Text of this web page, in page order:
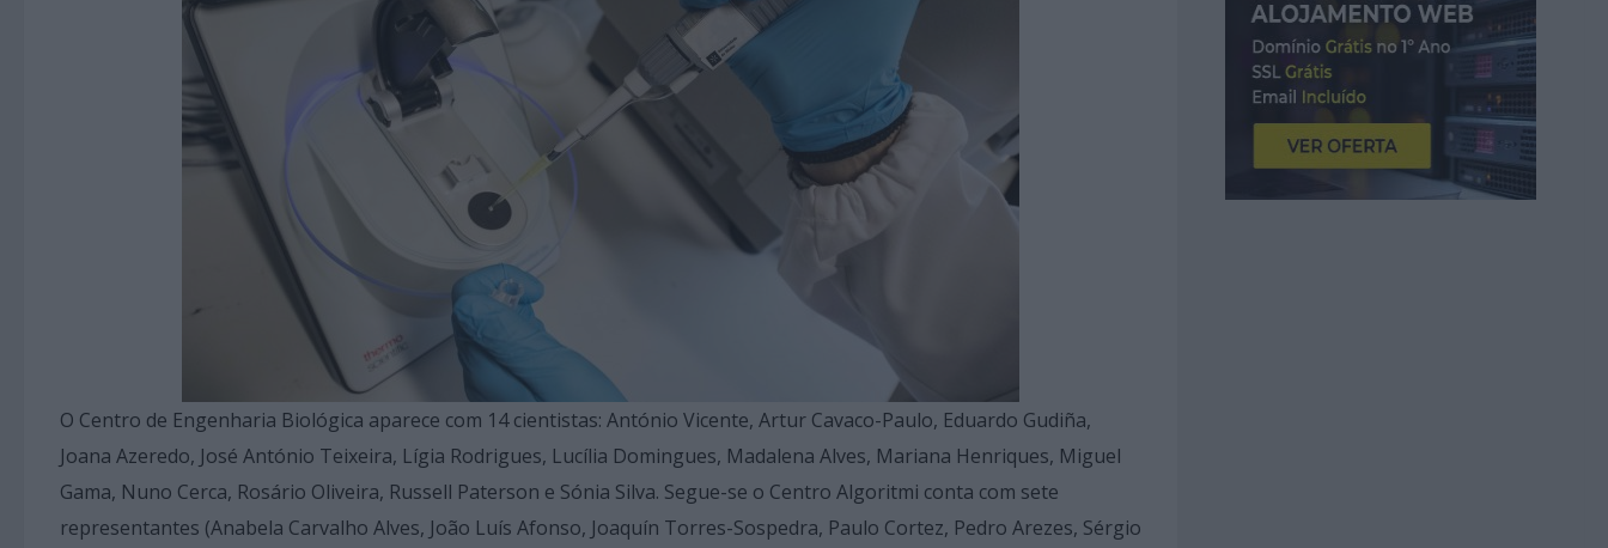
O Centro de Engenharia Biológica aparece com 14 cientistas: António Vicente, Artur Cavaco-Paulo, Eduardo Gudiña,
Joana Azeredo, José António Teixeira, Lígia Rodrigues, Lucília Domingues, Madalena Alves, Mariana Henriques, Miguel
Gama, Nuno Cerca, Rosário Oliveira, Russell Paterson e Sónia Silva. Segue-se o Centro Algoritmi conta com sete
representantes (Anabela Carvalho Alves, João Luís Afonso, Joaquín Torres-Sospedra, Paulo Cortez, Pedro Arezes, Sérgio